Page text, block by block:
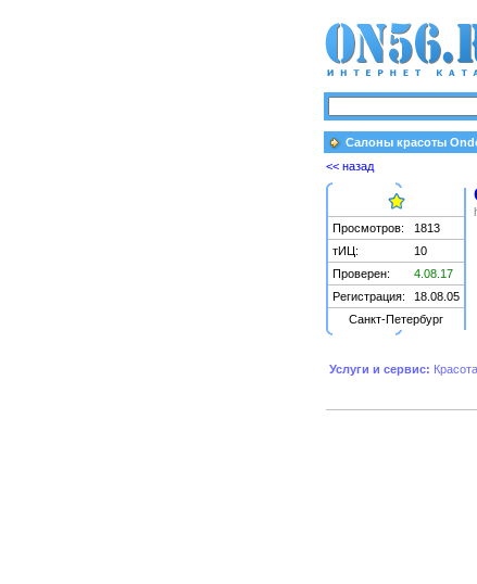
Cалоны красоты
<< назад
Просмотров:
1813
тИЦ:
10
Проверен:
4.08.17
Регистрация:
18.08.05
Санкт-Петербург
Услуги и сервис: